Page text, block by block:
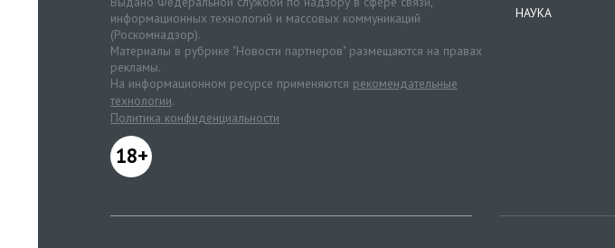
информационных технологий и массовых коммуникаций
(Роскомнадзор).
Материалы в рубрике "Новости партнеров" размещаются на правах
рекламы.
На информационном ресурсе применяются рекомендательные
технологии.
Политика конфиденциальности
18+
НАУКА